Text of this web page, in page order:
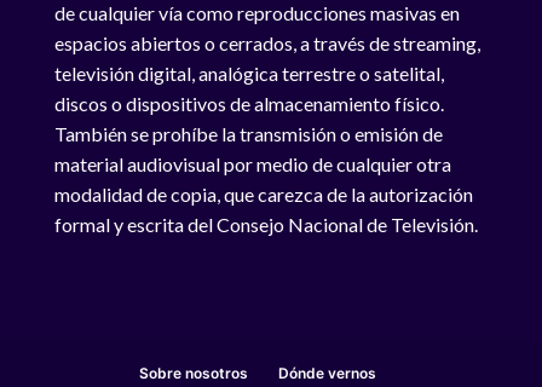
de cualquier vía como reproducciones masivas en
espacios abiertos o cerrados, a través de streaming,
televisión digital, analógica terrestre o satelital,
discos o dispositivos de almacenamiento físico.
También se prohíbe la transmisión o emisión de
material audiovisual por medio de cualquier otra
modalidad de copia, que carezca de la autorización
formal y escrita del Consejo Nacional de Televisión.
Sobre nosotros Dónde vernos